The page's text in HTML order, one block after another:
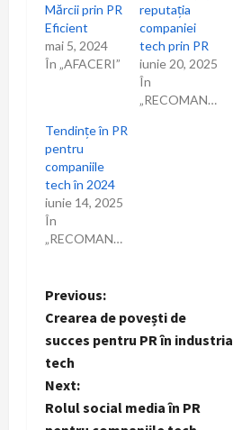
Mărcii prin PR
Eficient
mai 5, 2024
În „AFACERI”
reputația
companiei
tech prin PR
iunie 20, 2025
În
„RECOMANDARI”
Tendințe în PR
pentru
companiile
tech în 2024
iunie 14, 2025
În
„RECOMANDARI”
P
o
s
t
Previous:
Crearea de povești de
succes pentru PR în industria
tech
Next:
Rolul social media în PR